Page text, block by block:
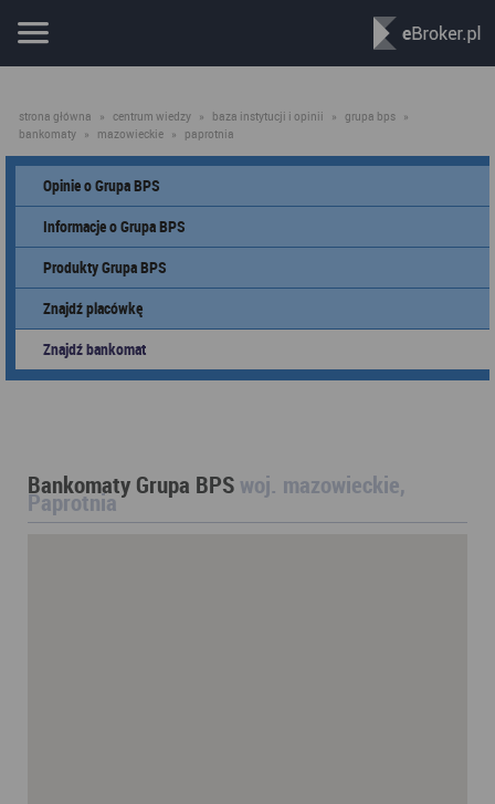
strona główna » centrum wiedzy » baza instytucji i opinii » grupa bps »
bankomaty » mazowieckie » paprotnia
Opinie o Grupa BPS
Informacje o Grupa BPS
Produkty Grupa BPS
Znajdź placówkę
Znajdź bankomat
Bankomaty Grupa BPS woj. mazowieckie,
Paprotnia